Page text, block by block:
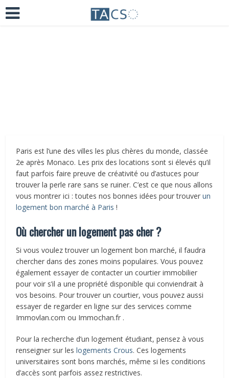
Paris est l’une des villes les plus chères du monde, classée
2e après Monaco. Les prix des locations sont si élevés qu’il
faut parfois faire preuve de créativité ou d’astuces pour
trouver la perle rare sans se ruiner. C’est ce que nous allons
vous montrer ici : toutes nos bonnes idées pour trouverun
logement bon marché à Paris!
Où chercher un logement pas cher ?
Si vous voulez trouver un logement bon marché, il faudra
chercher dans des zones moins populaires. Vous pouvez
également essayer de contacter un courtier immobilier
pour voir s’il a une propriété disponible qui conviendrait à
vos besoins. Pour trouver un courtier, vous pouvez aussi
essayer de regarder en ligne sur des services comme
Immovlan.com ou Immochan.fr .
Pour la recherche d’un logement étudiant, pensez à vous
renseigner sur leslogements Crous. Ces logements
universitaires sont bons marchés, même si les conditions
d’accès sont parfois assez restrictives.